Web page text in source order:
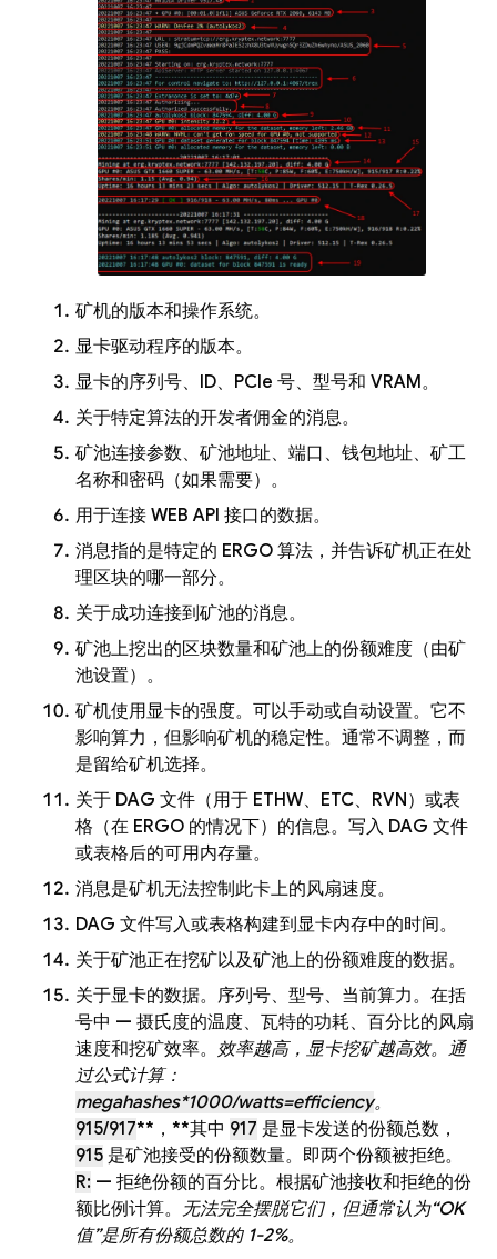
矿机的版本和操作系统。
显卡驱动程序的版本。
显卡的序列号、ID、PCIe 号、型号和 VRAM。
关于特定算法的开发者佣金的消息。
矿池连接参数、矿池地址、端口、钱包地址、矿工
名称和密码（如果需要）。
用于连接 WEB API 接口的数据。
消息指的是特定的 ERGO 算法，并告诉矿机正在处
理区块的哪一部分。
关于成功连接到矿池的消息。
矿池上挖出的区块数量和矿池上的份额难度（由矿
池设置）。
矿机使用显卡的强度。可以手动或自动设置。它不
影响算力，但影响矿机的稳定性。通常不调整，而
是留给矿机选择。
关于 DAG 文件（用于 ETHW、ETC、RVN）或表
格（在 ERGO 的情况下）的信息。写入 DAG 文件
或表格后的可用内存量。
消息是矿机无法控制此卡上的风扇速度。
DAG 文件写入或表格构建到显卡内存中的时间。
关于矿池正在挖矿以及矿池上的份额难度的数据。
关于显卡的数据。序列号、型号、当前算力。在括
号中 — 摄氏度的温度、瓦特的功耗、百分比的风扇
速度和挖矿效率。 效率越高，显卡挖矿越高效。通
过公式计算：
megahashes*1000/watts=efficiency。
915/917**，**其中 917 是显卡发送的份额总数，
915 是矿池接受的份额数量。即两个份额被拒绝。
R: — 拒绝份额的百分比。根据矿池接收和拒绝的份
额比例计算。 无法完全摆脱它们，但通常认为“OK
值”是所有份额总数的 1-2%。